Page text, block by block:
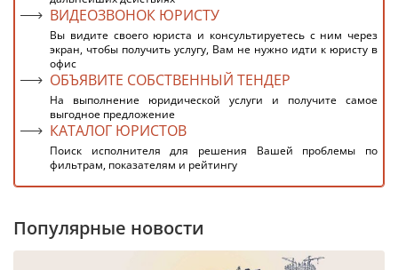
ВИДЕОЗВОНОК ЮРИСТУ
Вы видите своего юриста и консультируетесь с ним через
экран, чтобы получить услугу, Вам не нужно идти к юристу в
офис
ОБЪЯВИТЕ СОБСТВЕННЫЙ ТЕНДЕР
На выполнение юридической услуги и получите самое
выгодное предложение
КАТАЛОГ ЮРИСТОВ
Поиск исполнителя для решения Вашей проблемы по
фильтрам, показателям и рейтингу
Популярные новости